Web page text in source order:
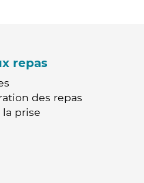
repas
des repas
la prise